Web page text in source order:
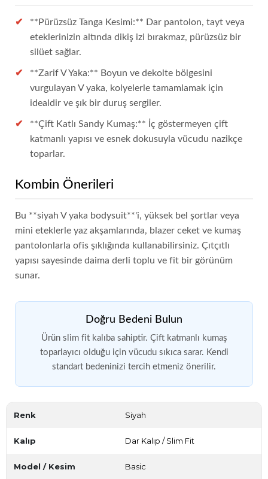
**Pürüzsüz Tanga Kesimi:** Dar pantolon, tayt veya
eteklerinizin altında dikiş izi bırakmaz, pürüzsüz bir
silüet sağlar.
**Zarif V Yaka:** Boyun ve dekolte bölgesini
vurgulayan V yaka, kolyelerle tamamlamak için
idealdir ve şık bir duruş sergiler.
**Çift Katlı Sandy Kumaş:** İç göstermeyen çift
katmanlı yapısı ve esnek dokusuyla vücudu nazikçe
toparlar.
Kombin Önerileri
Bu **siyah V yaka bodysuit**'i, yüksek bel şortlar veya
mini eteklerle yaz akşamlarında, blazer ceket ve kumaş
pantolonlarla ofis şıklığında kullanabilirsiniz. Çıtçıtlı
yapısı sayesinde daima derli toplu ve fit bir görünüm
sunar.
Doğru Bedeni Bulun
Ürün slim fit kalıba sahiptir. Çift katmanlı kumaş
toparlayıcı olduğu için vücudu sıkıca sarar. Kendi
standart bedeninizi tercih etmeniz önerilir.
Renk Siyah
Kalıp Dar Kalıp / Slim Fit
Model / Kesim Basic